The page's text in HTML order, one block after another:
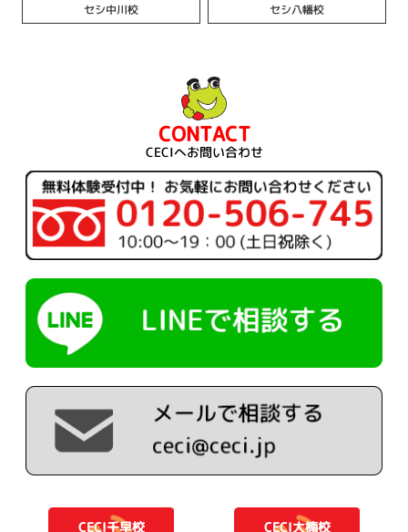
セシ中川校 セシ八幡校
CONTACT
CECIへお問い合わせ
CECI千早校
CECI大楠校